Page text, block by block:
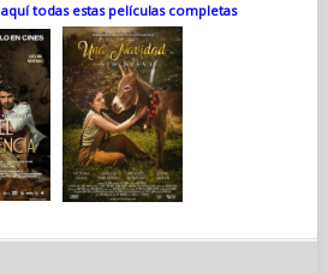
todas estas películas completas